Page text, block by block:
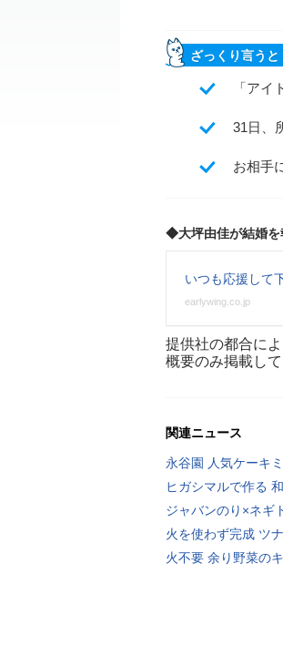
ざっくり言うと
「ア
31日、
お相手
◆大坪由佳が結婚を
いつも応援して
earlywing.co.jp
提供社の都合に
概要のみ掲載して
関連ニュース
永谷園 人気ケーキ
ヒガシマルで作る
ジャバンのり×ネギ
火を使わず完成 ツ
火不要 余り野菜の